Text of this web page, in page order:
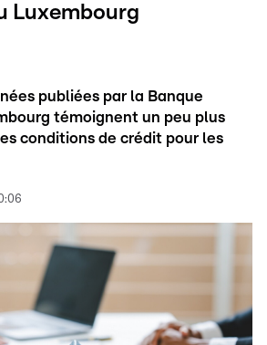
Luxembourg
publiées par la Banque
témoignent un peu plus
conditions de crédit pour les